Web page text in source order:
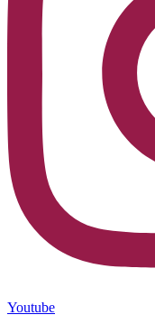
Youtube